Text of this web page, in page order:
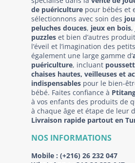
de puériculture pour bébés et
sélectionnons avec soin des
peluches douces, jeux en bois,
puzzles et bien d’autres
l’éveil et l’imagination des
également une large gamme d’
puériculture, incluant
chaises hautes, veilleuses et
indispensables pour le bien-
bébé. Faites confiance à
à vos enfants des produits de
à chaque âge et étape de leur
Livraison rapide partout en
NOS INFORMATIONS
Mobile : (+216) 26 232 047